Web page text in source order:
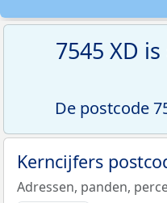
7545 XD
De postcode
Kerncijfers
Adressen, panden,